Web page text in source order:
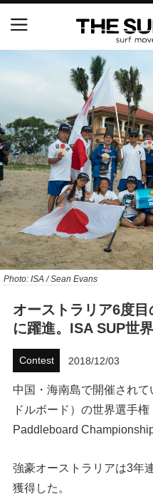
Photo: ISA / Sean Evans
オーストラリア6度
に躍進。ISA SUP世
Contest 2018/12/03
中国・海南島で開催され
ドルボード）の世界選手
Paddleboard
強豪オーストラリアは3年
獲得した。
NSAと茅ヶ崎市が包
協定は全国初、サー
【五十嵐カノア独占
ックとの豪華プライ
S.ONE ショート＆ロ
橋みなと）
ニュース
製品情報
特集
試合
ウェストジャ